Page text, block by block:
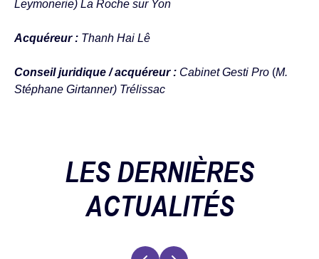
Leymonerie) La Roche sur Yon
Acquéreur : Thanh Hai Lê
Conseil juridique / acquéreur : Cabinet Gesti Pro (M.
Stéphane Girtanner) Trélissac
LES DERNIÈRES
ACTUALITÉS